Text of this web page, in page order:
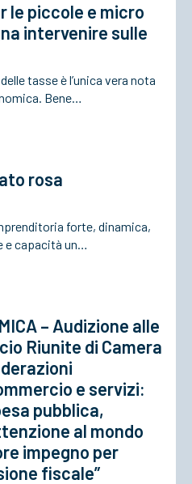
le piccole e micro
intervenire sulle
tasse è l’unica vera nota
Bene…
rosa
forte, dinamica,
e capacità un…
– Audizione alle
Riunite di Camera
e servizi:
pubblica,
al mondo
impegno per
fiscale”